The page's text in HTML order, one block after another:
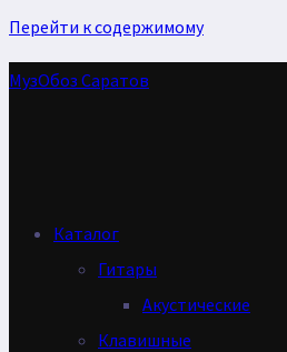
Перейти к содержимому
МузОбоз Саратов
Каталог
Гитары
Акустические
Клавишные